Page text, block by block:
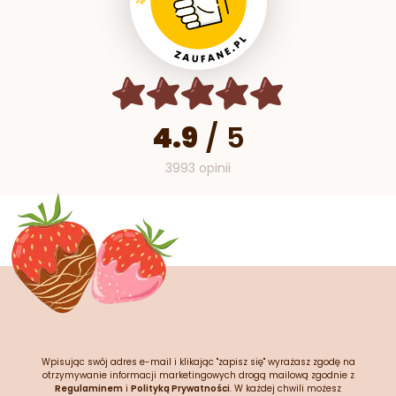
4.9 / 5
3993 opinii
Wpisując swój adres e-mail i klikając "zapisz się" wyrażasz zgodę na
otrzymywanie informacji marketingowych drogą mailową zgodnie z
Regulaminem i Polityką Prywatności. W każdej chwili możesz